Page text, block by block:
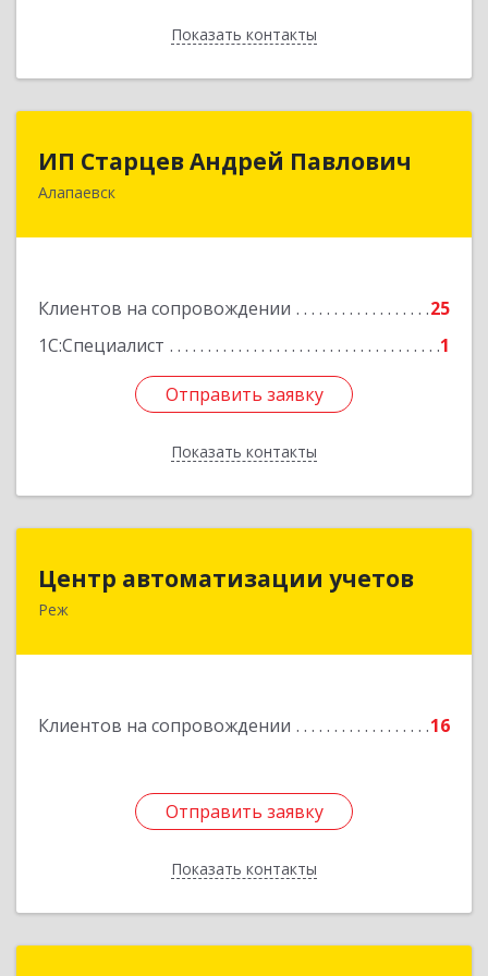
Показать контакты
Назад
ИП Старцев Андрей Павлович
Алапаевск
Клиентов на сопровождении
25
1С:Специалист
1
Отправить заявку
Показать контакты
ИП Старцев Андрей Павлович
624601, Свердловская обл, Алапаевск г,
Отправить заявку
Назад
Центр автоматизации учетов
Реж
Клиентов на сопровождении 16
Отправить заявку
Показать контакты
623750, Свердловская обл, Режевской р-н, Реж
Отправить заявку
Назад